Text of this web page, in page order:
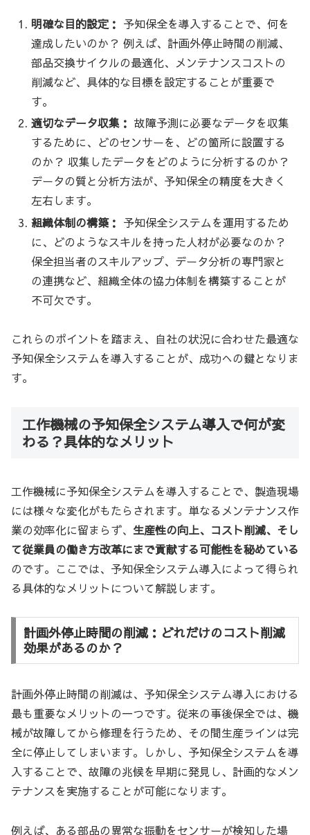
明確な目的設定： 予知保全を導入することで、何を
達成したいのか？ 例えば、計画外停止時間の削減、
部品交換サイクルの最適化、メンテナンスコストの
削減など、具体的な目標を設定することが重要で
す。
適切なデータ収集： 故障予測に必要なデータを収集
するために、どのセンサーを、どの箇所に設置する
のか？ 収集したデータをどのように分析するのか？
データの質と分析方法が、予知保全の精度を大きく
左右します。
組織体制の構築： 予知保全システムを運用するため
に、どのようなスキルを持った人材が必要なのか？
保全担当者のスキルアップ、データ分析の専門家と
の連携など、組織全体の協力体制を構築することが
不可欠です。
これらのポイントを踏まえ、自社の状況に合わせた最適な
予知保全システムを導入することが、成功への鍵となりま
す。
工作機械の予知保全システム導入で何が変
わる？具体的なメリット
工作機械に予知保全システムを導入することで、製造現場
には様々な変化がもたらされます。単なるメンテナンス作
業の効率化に留まらず、 生産性の向上、コスト削減、そし
て従業員の働き方改革にまで貢献する可能性を秘めている
のです。ここでは、予知保全システム導入によって得られ
る具体的なメリットについて解説します。
計画外停止時間の削減：どれだけのコスト削減
効果があるのか？
計画外停止時間の削減は、予知保全システム導入における
最も重要なメリットの一つです。従来の事後保全では、機
械が故障してから修理を行うため、その間生産ラインは完
全に停止してしまいます。しかし、予知保全システムを導
入することで、故障の兆候を早期に発見し、計画的なメン
テナンスを実施することが可能になります。
例えば、ある部品の異常な振動をセンサーが検知した場